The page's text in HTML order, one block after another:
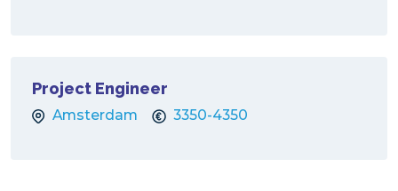
Project Engineer
Amsterdam 3350-4350